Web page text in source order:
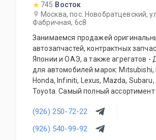
745 Восток
Москва, пос. Новобратцевский,
Фабричная, 6с8
Занимаемся продажей
автозапчастей, контрактных
Японии и ОАЭ, а также агрегатов -
для автомобилей марок: Mitsubishi,
Honda, Infiniti, Lexus, Mazda, Subaru,
Toyota. Самый полный
прочего. Предоставляется гарантия
на всю продукцию. Приемлемые
система скидок для постоянных и
(926) 250-72-22
(926) 540-99-92